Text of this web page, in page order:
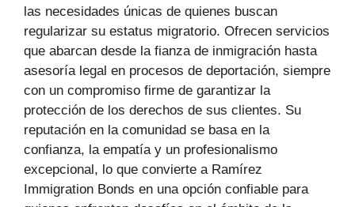
las necesidades únicas de quienes buscan
regularizar su estatus migratorio. Ofrecen servicios
que abarcan desde la fianza de inmigración hasta
asesoría legal en procesos de deportación, siempre
con un compromiso firme de garantizar la
protección de los derechos de sus clientes. Su
reputación en la comunidad se basa en la
confianza, la empatía y un profesionalismo
excepcional, lo que convierte a Ramírez
Immigration Bonds en una opción confiable para